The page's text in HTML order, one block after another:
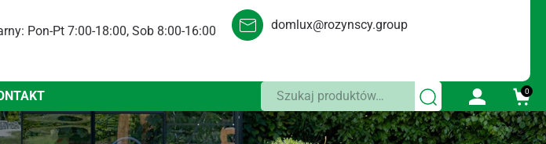
Pon-Pt 7:00-18:00, Sob 8:00-16:00 domlux@rozynscy.group
Szukaj: 0